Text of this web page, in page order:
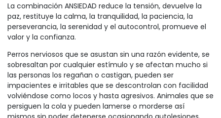
La combinación ANSIEDAD reduce la tensión, devuelve la
paz, restituye la calma, la tranquilidad, la paciencia, la
perseverancia, la serenidad y el autocontrol, promueve el
valor y la confianza.
Perros nerviosos que se asustan sin una razón evidente, se
sobresaltan por cualquier estímulo y se afectan mucho si
las personas los regañan o castigan, pueden ser
impacientes e irritables que se descontrolan con facilidad
volviéndose como locos y hasta agresivos. Animales que se
persiguen la cola y pueden lamerse o morderse así